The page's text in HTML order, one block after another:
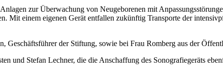
zur Überwachung von Neugeborenen mit
Mit einem eigenen Gerät entfallen zukünftig Transporte der
der Stiftung, sowie bei Frau Romberg aus der
und Stefan Lechner, die die Anschaffung des Sonografiegeräts